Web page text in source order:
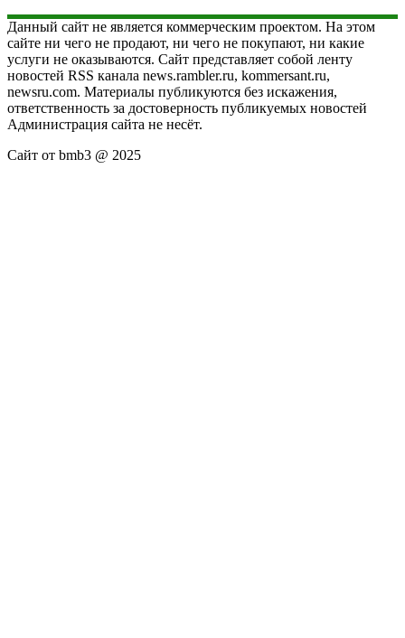
Данный сайт не является коммерческим проектом. На этом
сайте ни чего не продают, ни чего не покупают, ни какие
услуги не оказываются. Сайт представляет собой ленту
новостей RSS канала news.rambler.ru, kommersant.ru,
newsru.com. Материалы публикуются без искажения,
ответственность за достоверность публикуемых новостей
Администрация сайта не несёт.
Сайт от bmb3 @ 2025